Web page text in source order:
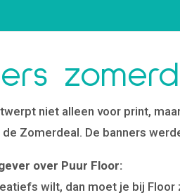
niet alleen voor print,
Zomerdeal. De banners
over Puur Floor:
wilt, dan moet je bij